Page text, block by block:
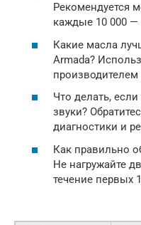
Рекомендуется
каждые 10 000 —
Какие масла
Armada?
Что делать,
звуки?
диагностики и
Как правильно
Не нагружайте
течение первых